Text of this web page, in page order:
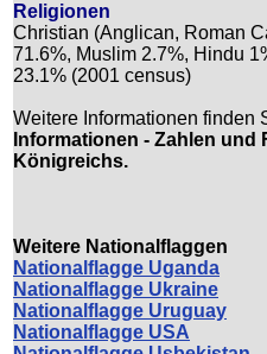
Religionen
Christian (Anglican, Roman
71.6%, Muslim 2.7%, Hindu
23.1% (2001 census)
Weitere Informationen finden
Informationen - Zahlen und
Königreichs.
Weitere Nationalflaggen
Nationalflagge Uganda
Nationalflagge Ukraine
Nationalflagge Uruguay
Nationalflagge USA